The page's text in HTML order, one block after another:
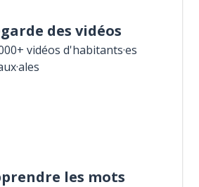
des vidéos
vidéos d'habitants·es
les mots